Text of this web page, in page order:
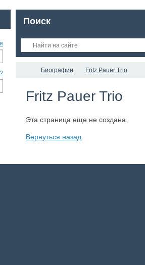
Поиск
Биографии Fritz Pauer Trio
Fritz Pauer Trio
Эта страница еще не создана.
Вернуться назад